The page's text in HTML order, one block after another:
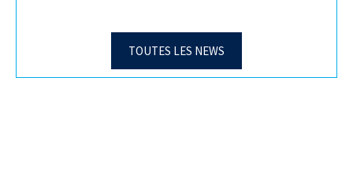
TOUTES LES NEWS